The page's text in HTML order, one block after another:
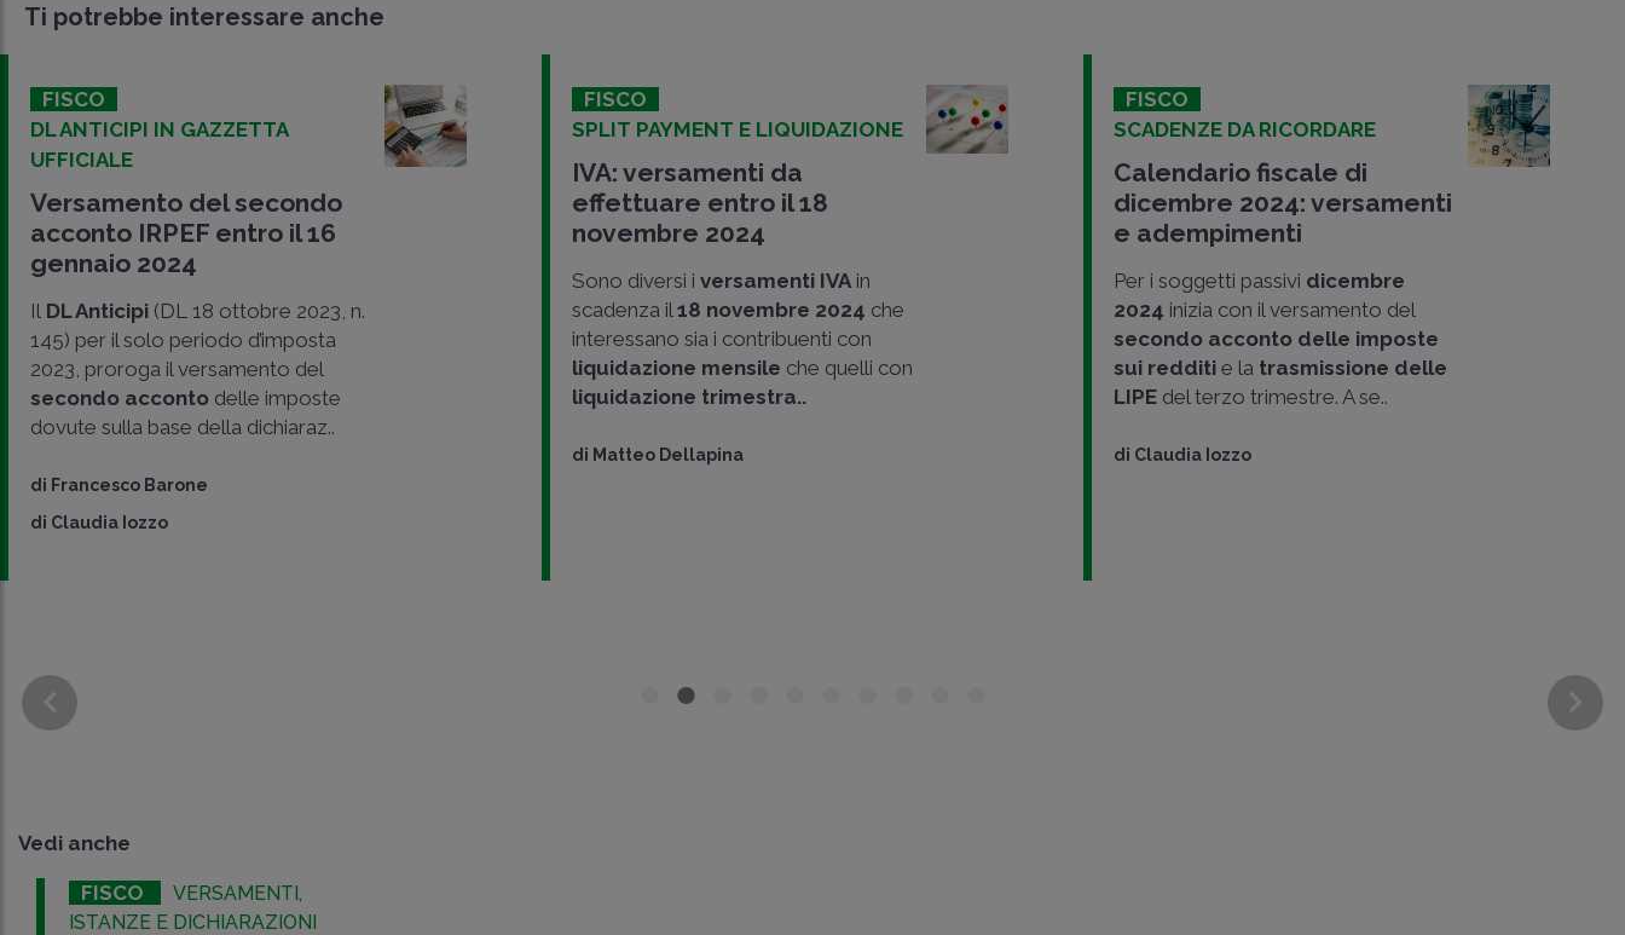
Ti potrebbe interessare anche
FISCO
DL ANTICIPI IN GAZZETTA
UFFICIALE
Versamento del secondo
acconto IRPEF entro il 16
gennaio 2024
Il DL Anticipi (DL 18 ottobre 2023, n.
145) per il solo periodo d’imposta
2023, proroga il versamento del
secondo acconto delle imposte
dovute sulla base della dichiaraz..
di Francesco Barone
di Claudia Iozzo
FISCO
SPLIT PAYMENT E LIQUIDAZIONE
IVA: versamenti da
effettuare entro il 18
novembre 2024
Sono diversi i versamenti IVA in
scadenza il 18 novembre 2024 che
interessano sia i contribuenti con
liquidazione mensile che quelli con
liquidazione trimestra..
di Matteo Dellapina
FISCO
SCADENZE DA RICORDARE
Calendario fiscale di
dicembre 2024: versamenti
e adempimenti
Per i soggetti passivi dicembre
2024 inizia con il versamento del
secondo acconto delle imposte
sui redditi e la trasmissione delle
LIPE del terzo trimestre. A se..
di Claudia Iozzo
Vedi anche
FISCO
VERSAMENTI,
ISTANZE E DICHIARAZIONI